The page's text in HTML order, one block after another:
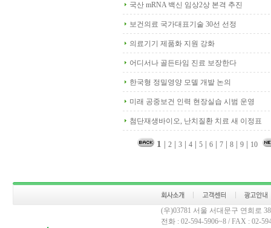
국산 mRNA 백신 임상2상 본격 추진
보건의료 국가대표기술 30선 선정
의료기기 제품화 지원 강화
어디서나 골든타임 진료 보장한다
한국형 정밀영양 모델 개발 논의
미래 공중보건 인력 현장실습 시범 운영
첨단재생바이오, 난치질환 치료 새 이정표
1 | 2| 3| 4| 5| 6| 7| 8| 9| 10
(우)03781 서울 서대문구 연희로
전화 : 02-594-5906~8 / FAX : 02-